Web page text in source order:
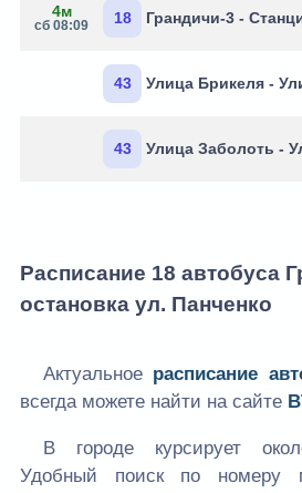
4м
сб 08:09 18 Грандичи-3 -
43 Улица Брикеля -
43 Улица Заболоть -
Расписание 18 автобуса
остановка ул. Панченко
Актуальное расписание
всегда можете найти на сайте
В городе курсирует
Удобный поиск по номеру